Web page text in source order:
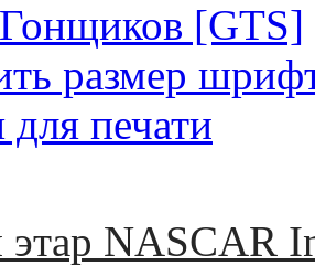
[GTS]
размер
для печати
этар NASCAR